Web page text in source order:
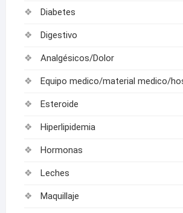
Diabetes
Digestivo
Analgésicos/Dolor
Equipo medico/material medico/
Esteroide
Hiperlipidemia
Hormonas
Leches
Maquillaje